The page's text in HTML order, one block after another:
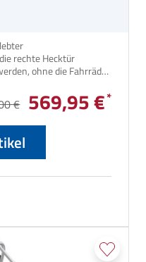
rechte Hecktür
ohne die Fahrräder
€ 569,95 €